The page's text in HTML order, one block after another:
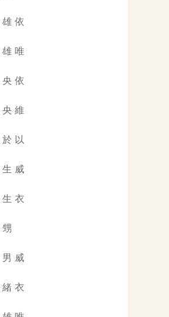
雄 依
雄 唯
央 依
央 維
於 以
生 威
生 衣
甥
男 威
緒 衣